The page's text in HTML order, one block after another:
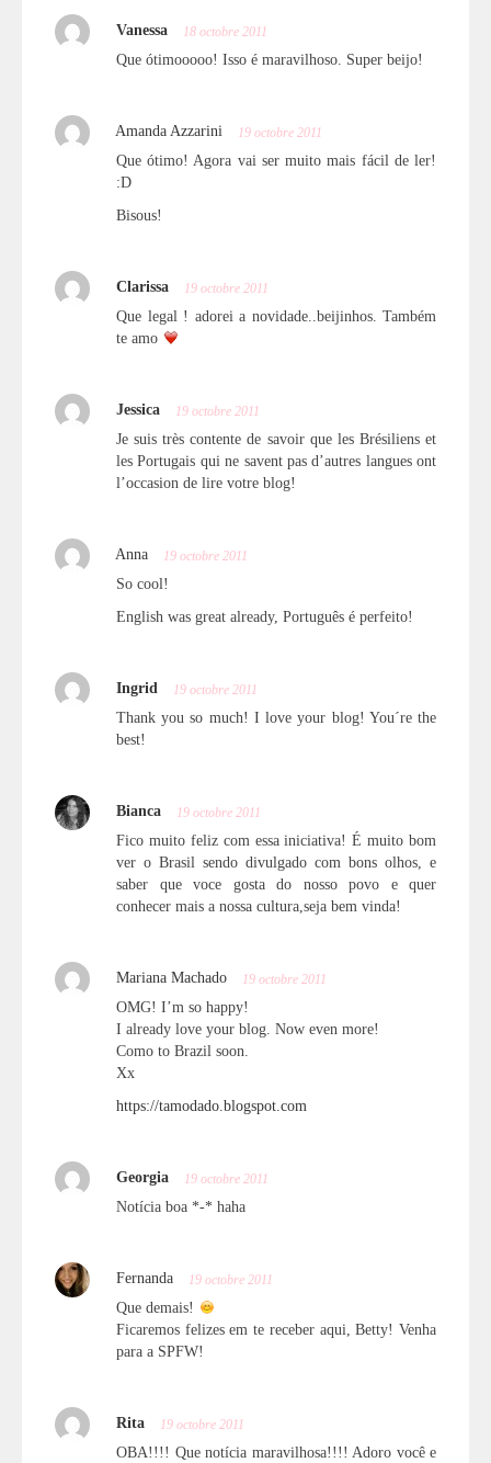
Vanessa 18 octobre 2011
Que ótimooooo! Isso é maravilhoso. Super beijo!
Amanda Azzarini 19 octobre 2011
Que ótimo! Agora vai ser muito mais fácil de ler!
:D
Bisous!
Clarissa 19 octobre 2011
Que legal ! adorei a novidade..beijinhos. Também
te amo
Jessica 19 octobre 2011
Je suis très contente de savoir que les Brésiliens et
les Portugais qui ne savent pas d’autres langues ont
l’occasion de lire votre blog!
Anna 19 octobre 2011
So cool!
English was great already, Português é perfeito!
Ingrid 19 octobre 2011
Thank you so much! I love your blog! You´re the
best!
Bianca 19 octobre 2011
Fico muito feliz com essa iniciativa! É muito bom
ver o Brasil sendo divulgado com bons olhos, e
saber que voce gosta do nosso povo e quer
conhecer mais a nossa cultura,seja bem vinda!
Mariana Machado 19 octobre 2011
OMG! I’m so happy!
I already love your blog. Now even more!
Como to Brazil soon.
Xx
https://tamodado.blogspot.com
Georgia 19 octobre 2011
Notícia boa *-* haha
Fernanda 19 octobre 2011
Que demais!
Ficaremos felizes em te receber aqui, Betty! Venha
para a SPFW!
Rita 19 octobre 2011
OBA!!!! Que notícia maravilhosa!!!! Adoro você e